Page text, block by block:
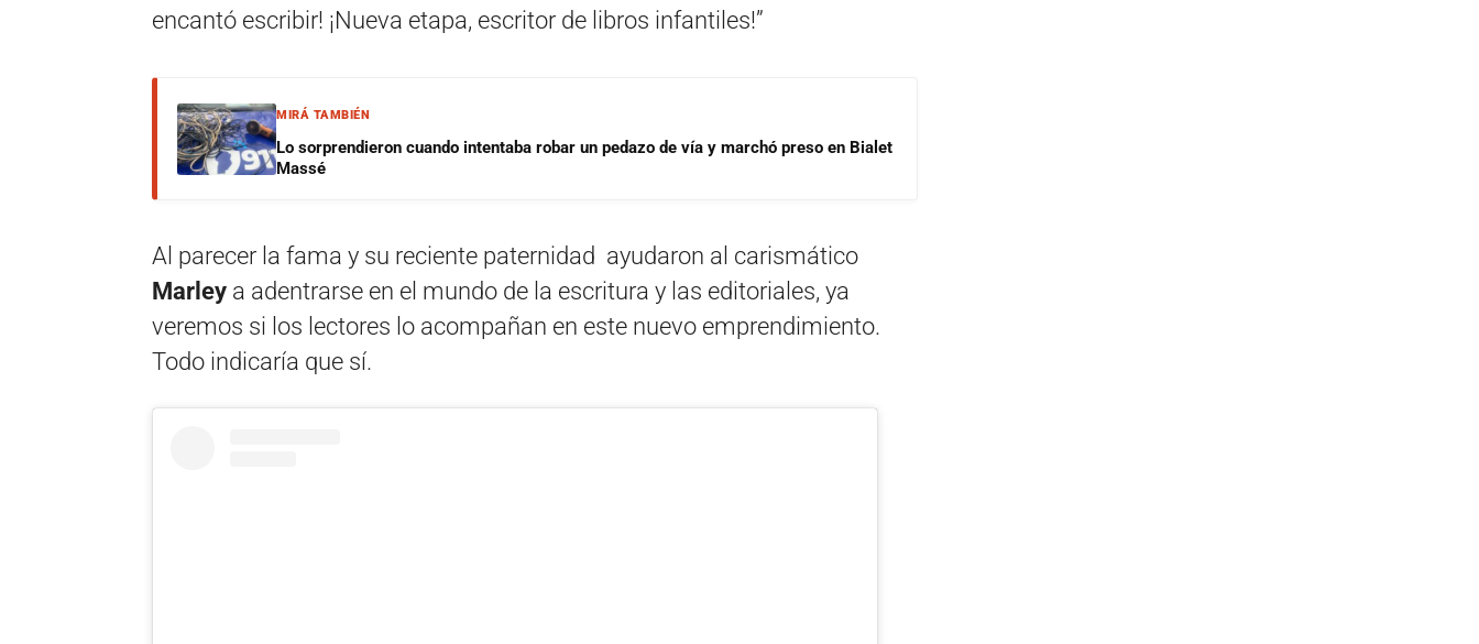
encantó escribir! ¡Nueva etapa, escritor de libros infantiles!”
MIRÁ TAMBIÉN
Lo sorprendieron cuando intentaba robar un pedazo de vía y marchó preso en Bialet
Massé
Al parecer la fama y su reciente paternidad ayudaron al carismático
Marley a adentrarse en el mundo de la escritura y las editoriales, ya
veremos si los lectores lo acompañan en este nuevo emprendimiento.
Todo indicaría que sí.